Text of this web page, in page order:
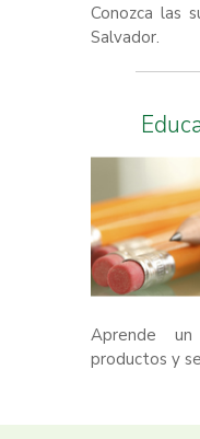
Conozca las
Salvador.
Aprende
productos y